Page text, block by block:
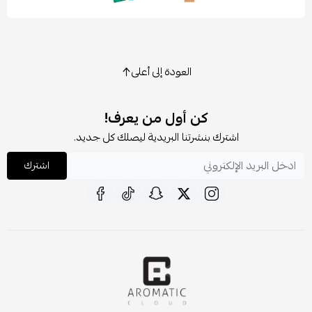
العودة إلى أعلى
كن أول من يعرف!
اشترك بنشرتنا البريدية ليصلك كل جديد.
اشترك